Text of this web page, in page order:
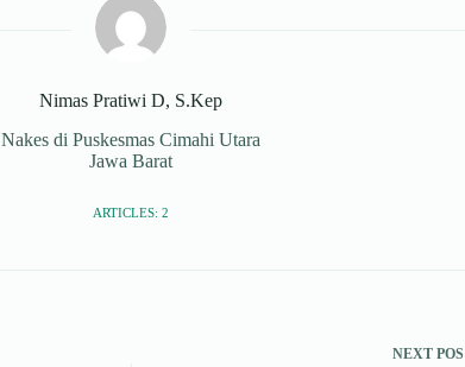
Nimas Pratiwi D, S.Kep
Nakes di Puskesmas Cimahi Utara
Jawa Barat
ARTICLES: 2
NEXT POS